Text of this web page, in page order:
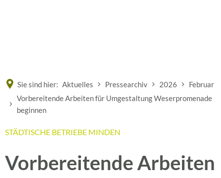
Sie sind hier: Aktuelles Pressearchiv 2026
Februar
Vorbereitende Arbeiten für Umgestaltung Weserpromenade
beginnen
STÄDTISCHE BETRIEBE MINDEN
Vorbereitende Arbeiten